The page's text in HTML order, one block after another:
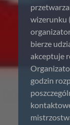
wizerunku
bierze
akceptuje
godzin